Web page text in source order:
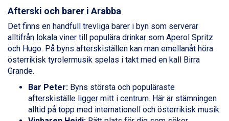
Ischgl från 11.295 kr.
Val Thorens från 8.395 kr.
St. Anton från 11.245 kr.
Zell am See från 6.295 kr.
Canazei från 7.195 kr.
Livigno från 5.595 kr.
Ponte di Legno från 7.395 kr.
Sauze dOulx från 6.145 kr.
Alleghe från 8.545 kr.
Bad Gastein från 6.295 kr.
Arabba från 11.045 kr.
Afterski och barer i Arabba
Det finns en handfull trevliga barer i byn som serverar
alltifrån lokala viner till populära drinkar som Aperol Spritz
och Hugo. På byns afterskiställen kan man emellanåt höra
österrikisk tyrolermusik spelas i takt med en kall Birra
Grande.
Bar Peter: Byns största och populäraste
afterskiställe ligger mitt i centrum. Här är stämningen
alltid på topp med internationell och österrikisk musik.